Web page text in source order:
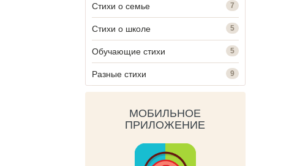
Стихи о семье 7
Стихи о школе 5
Обучающие стихи 5
Разные стихи 9
МОБИЛЬНОЕ
ПРИЛОЖЕНИЕ